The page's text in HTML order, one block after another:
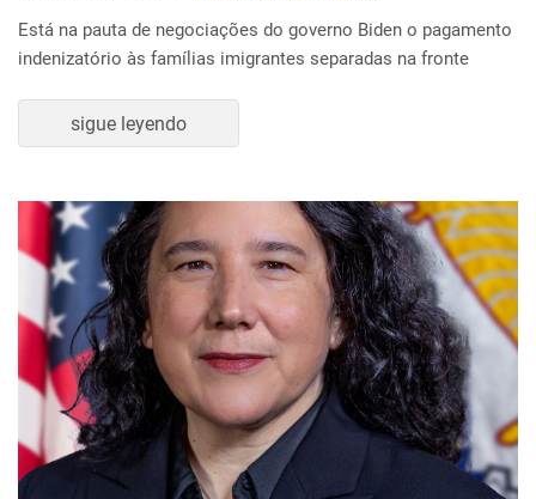
Está na pauta de negociações do governo Biden o pagamento
indenizatório às famílias imigrantes separadas na fronte
sigue leyendo